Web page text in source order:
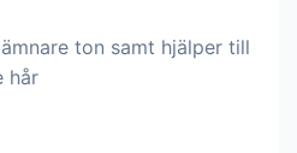
ton samt hjälper till
hår